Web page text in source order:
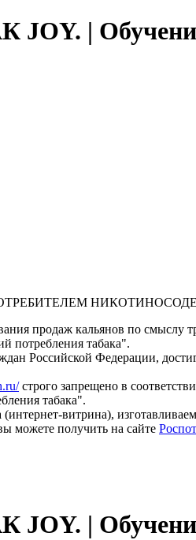
|
продаж кальянов по смыслу
потребления табака".
Российской Федерации,
строго запрещено в
табака".
витрина),
можете получить на сайте
|